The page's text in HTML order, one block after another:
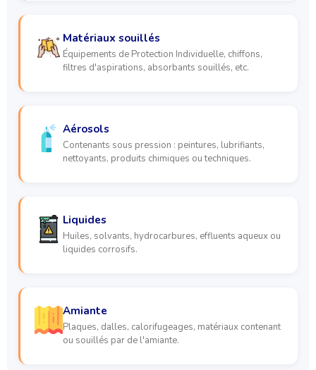
Matériaux souillés
Équipements de Protection Individuelle, chiffons,
filtres d'aspirations, absorbants souillés, etc.
Aérosols
Contenants sous pression : peintures, lubrifiants,
nettoyants, produits chimiques ou techniques.
Liquides
Huiles, solvants, hydrocarbures, effluents aqueux ou
liquides corrosifs.
Amiante
Plaques, dalles, calorifugeages, matériaux contenant
ou souillés par de l'amiante.